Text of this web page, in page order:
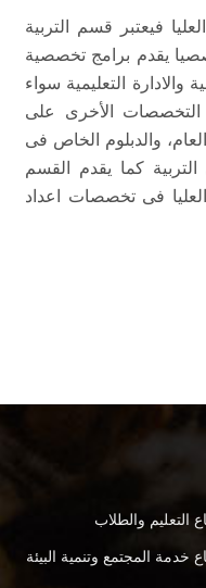
فيعتبر قسم التربية
يقدم برامج تخصصية
والادارة التعليمية سواء
الأخرى على
والدبلوم الخاص فى
التربية كما يقدم القسم
فى تخصصات اعداد
التعليم والطلاب
خدمة المجتمع وتنمية البيئة